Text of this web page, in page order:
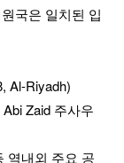
국은 일치된 입
Al-Riyadh)
Zaid 주사우